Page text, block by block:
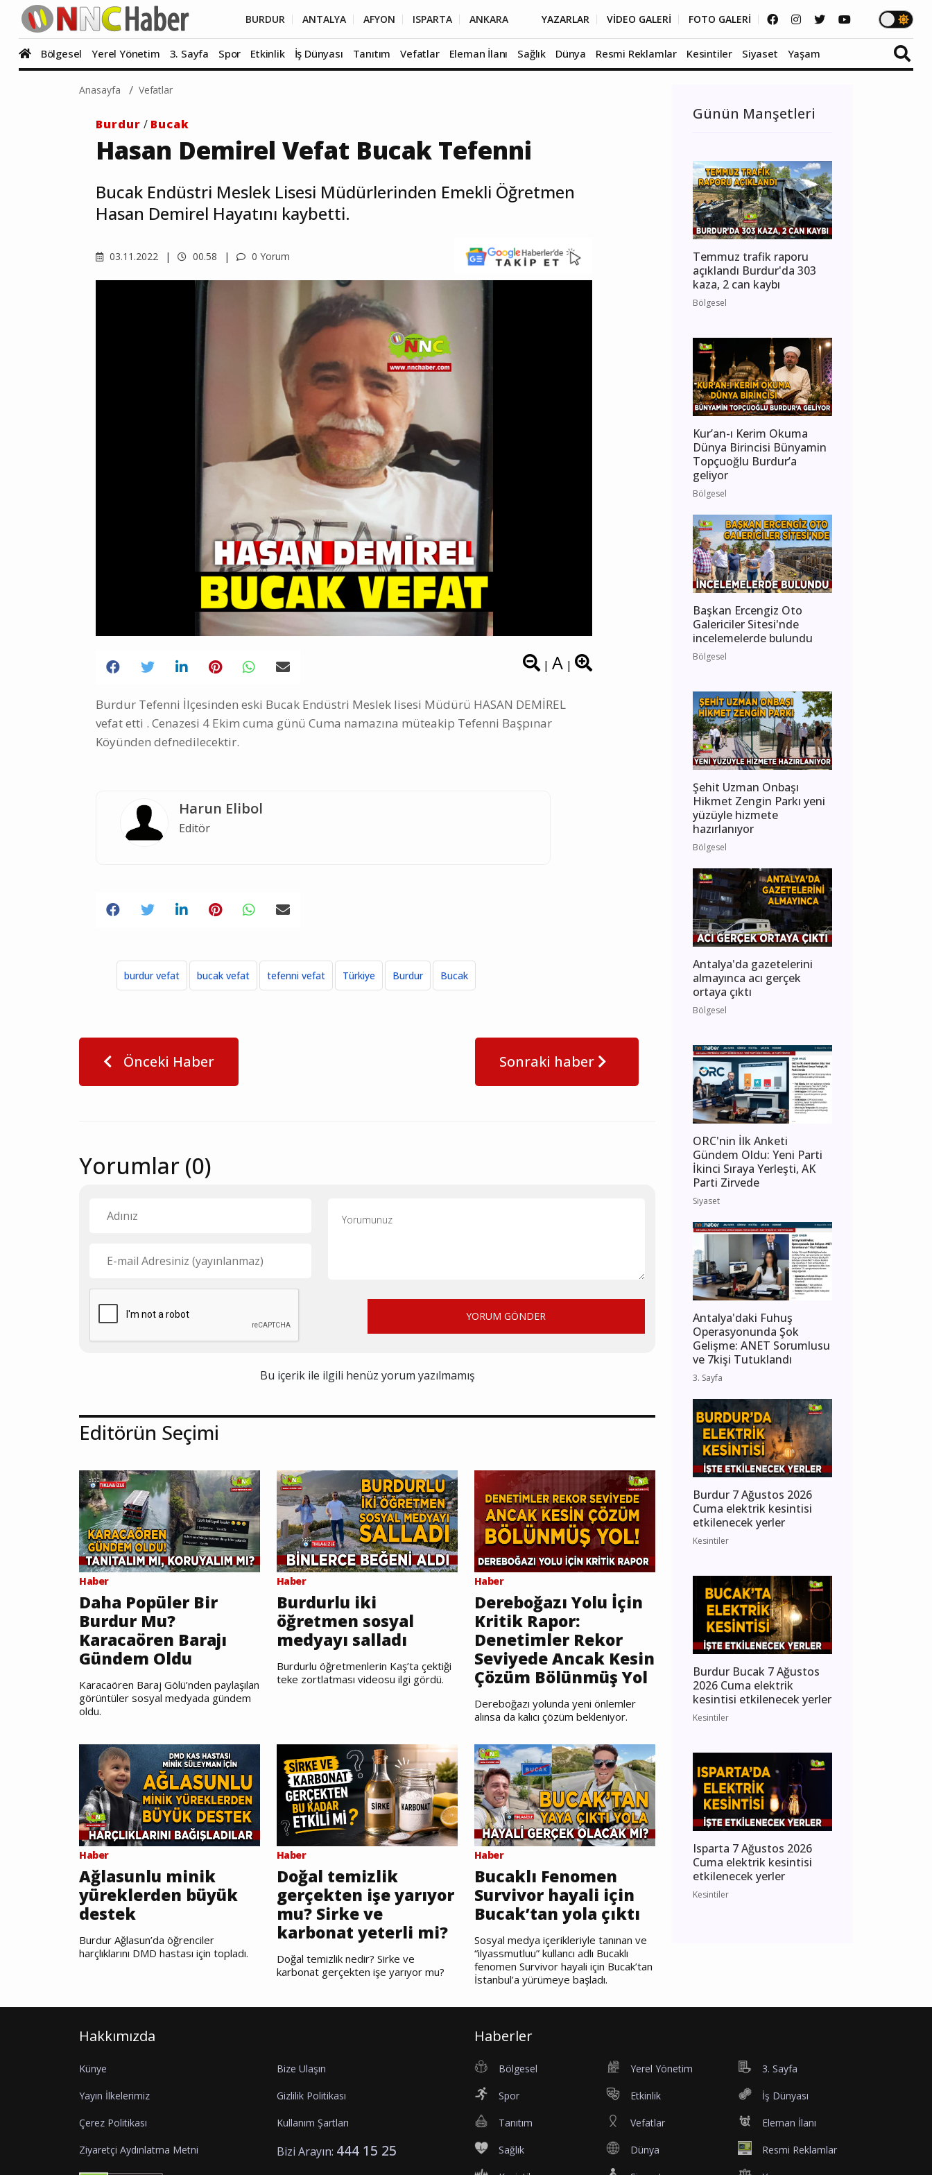
BURDUR ANTALYA AFYON ISPARTA ANKARA YAZARLAR VİDEO GALERİ FOTO GALERİ
Bölgesel Yerel Yönetim 3. Sayfa Spor Etkinlik İş Dünyası Tanıtım Vefatlar Eleman İlanı Sağlık Dünya Resmi Reklamlar Kesintiler Siyaset Yaşam
Anasayfa Vefatlar
Burdur / Bucak
Hasan Demirel Vefat Bucak Tefenni
Bucak Endüstri Meslek Lisesi Müdürlerinden Emekli Öğretmen
Hasan Demirel Hayatını kaybetti.
03.11.2022 00.58 0 Yorum
| A|
Burdur Tefenni İlçesinden eski Bucak Endüstri Meslek lisesi Müdürü HASAN DEMİREL
vefat etti . Cenazesi 4 Ekim cuma günü Cuma namazına müteakip Tefenni Başpınar
Köyünden defnedilecektir.
Harun Elibol
Editör
burdur vefat bucak vefat tefenni vefat Türkiye Burdur Bucak
Önceki Haber Sonraki haber
Yorumlar (0)
YORUM GÖNDER
Bu içerik ile ilgili henüz yorum yazılmamış
Editörün Seçimi
Haber
Daha Popüler Bir
Burdur Mu?
Karacaören Barajı
Gündem Oldu
Karacaören Baraj Gölü’nden paylaşılan
görüntüler sosyal medyada gündem
oldu.
Haber
Burdurlu iki
öğretmen sosyal
medyayı salladı
Burdurlu öğretmenlerin Kaş’ta çektiği
teke zortlatması videosu ilgi gördü.
Haber
Dereboğazı Yolu İçin
Kritik Rapor:
Denetimler Rekor
Seviyede Ancak Kesin
Çözüm Bölünmüş Yol
Dereboğazı yolunda yeni önlemler
alınsa da kalıcı çözüm bekleniyor.
Haber
Ağlasunlu minik
yüreklerden büyük
destek
Burdur Ağlasun’da öğrenciler
harçlıklarını DMD hastası için topladı.
Haber
Doğal temizlik
gerçekten işe yarıyor
mu? Sirke ve
karbonat yeterli mi?
Doğal temizlik nedir? Sirke ve
karbonat gerçekten işe yarıyor mu?
Haber
Bucaklı Fenomen
Survivor hayali için
Bucak’tan yola çıktı
Sosyal medya içerikleriyle tanınan ve
“ilyassmutluu” kullancı adlı Bucaklı
fenomen Survivor hayali için Bucak’tan
İstanbul’a yürümeye başladı.
Günün Manşetleri
Temmuz trafik raporu
açıklandı Burdur'da 303
kaza, 2 can kaybı
Bölgesel
Kur’an-ı Kerim Okuma
Dünya Birincisi Bünyamin
Topçuoğlu Burdur’a
geliyor
Bölgesel
Başkan Ercengiz Oto
Galericiler Sitesi'nde
incelemelerde bulundu
Bölgesel
Şehit Uzman Onbaşı
Hikmet Zengin Parkı yeni
yüzüyle hizmete
hazırlanıyor
Bölgesel
Antalya'da gazetelerini
almayınca acı gerçek
ortaya çıktı
Bölgesel
ORC'nin İlk Anketi
Gündem Oldu: Yeni Parti
İkinci Sıraya Yerleşti, AK
Parti Zirvede
Siyaset
Antalya'daki Fuhuş
Operasyonunda Şok
Gelişme: ANET Sorumlusu
ve 7kişi Tutuklandı
3. Sayfa
Burdur 7 Ağustos 2026
Cuma elektrik kesintisi
etkilenecek yerler
Kesintiler
Burdur Bucak 7 Ağustos
2026 Cuma elektrik
kesintisi etkilenecek yerler
Kesintiler
Isparta 7 Ağustos 2026
Cuma elektrik kesintisi
etkilenecek yerler
Kesintiler
Hakkımızda
Künye Bize Ulaşın
Yayın İlkelerimiz Gizlilik Politikası
Çerez Politikası Kullanım Şartları
Ziyaretçi Aydınlatma Metni Bizi Arayın: 444 15 25
Haberler
Bölgesel Yerel Yönetim 3. Sayfa
Spor Etkinlik İş Dünyası
Tanıtım Vefatlar Eleman İlanı
Sağlık Dünya Resmi Reklamlar